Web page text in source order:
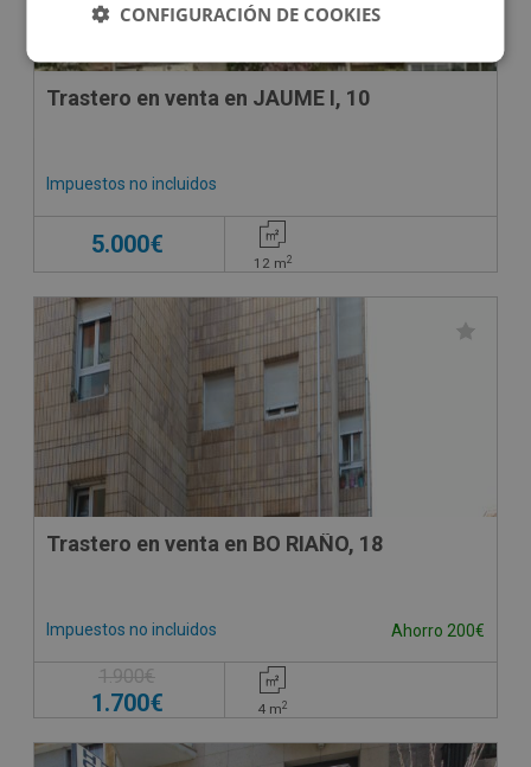
Trastero en venta en JAUME I, 10
Impuestos no incluidos
5.000€
12 m2
Trastero en venta en BO RIAÑO, 18
Impuestos no incluidos Ahorro 200€
1.900€
1.700€ 4 m2
CONFIGURACIÓN DE COOKIES